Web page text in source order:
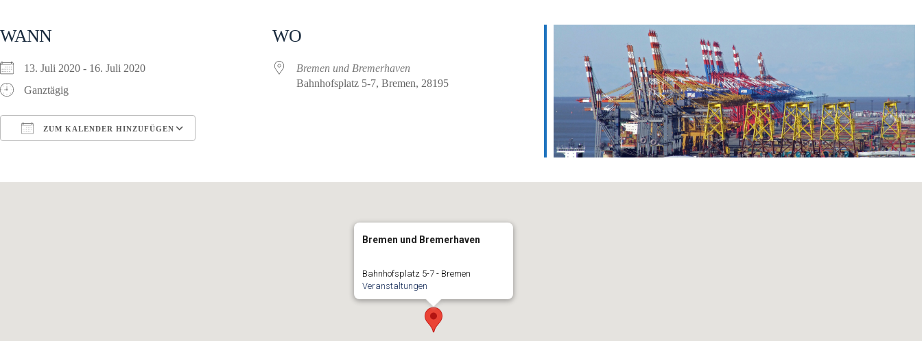
WANN
13. Juli 2020 - 16. Juli 2020
Ganztägig
ZUM KALENDER HINZUFÜGEN
Office 365 Outlook Live
WO
Bremen und Bremerhaven
Bahnhofsplatz 5-7, Bremen, 28195
Bremen und Bremerhaven
Bahnhofsplatz 5-7 - Bremen
Veranstaltungen